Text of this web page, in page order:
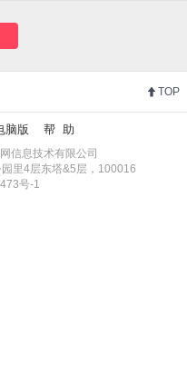
TOP
脑版 帮 助
信息技术有限公司
里4层东塔&5层，100016
号-1